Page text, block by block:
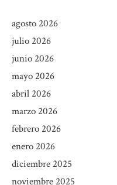
agosto 2026
julio 2026
junio 2026
mayo 2026
abril 2026
marzo 2026
febrero 2026
enero 2026
diciembre 2025
noviembre 2025